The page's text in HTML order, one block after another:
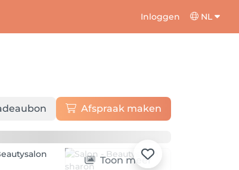
Inloggen NL
Afspraak maken
Toon meer